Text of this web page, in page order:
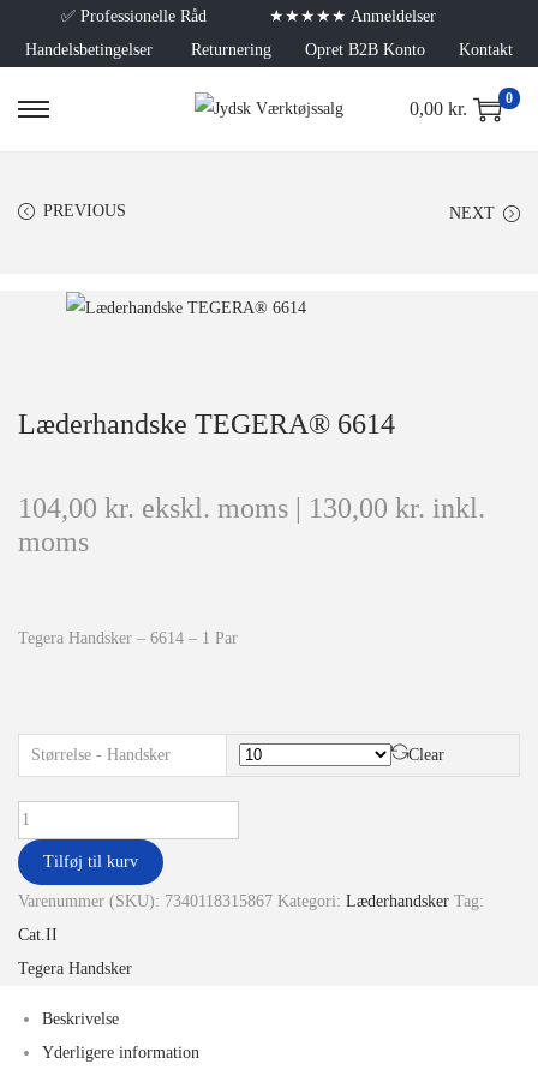
✅ Professionelle Råd
★★★★★ Anmeldelser
Handelsbetingelser
Returnering Opret B2B Konto Kontakt
0,00 kr. 0
PREVIOUS NEXT
Læderhandske TEGERA® 6614
104,00 kr. ekskl. moms | 130,00 kr. inkl.
moms
Tegera Handsker – 6614 – 1 Par
Størrelse - Handsker Clear
Tilføj til kurv
Varenummer (SKU): 7340118315867 Kategori: Læderhandsker Tag:
Cat.II
Tegera Handsker
Beskrivelse
Yderligere information